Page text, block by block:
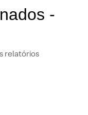
-
relatórios